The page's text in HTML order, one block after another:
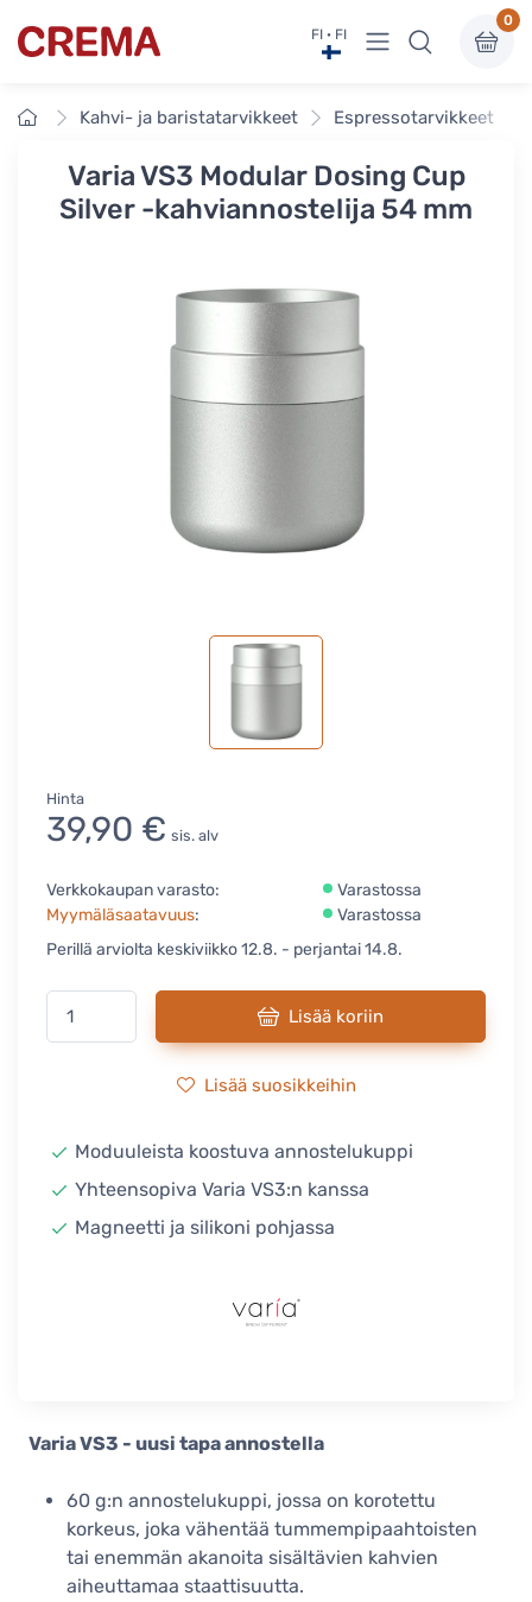
Crema FI · FI Näytä valikko
0
EtusivuKahvi- ja baristatarvikkeet Espressotarvikkeet
Varia VS3 Modular Dosing Cup
Silver -kahviannostelija 54 mm
Hinta
39,90 € sis. alv
Verkkokaupan varasto:
Varastossa
Myymäläsaatavuus:
Varastossa
Perillä arviolta keskiviikko 12.8. - perjantai 14.8.
Lisää koriin
Lisää suosikkeihin
Moduuleista koostuva annostelukuppi
Yhteensopiva Varia VS3:n kanssa
Magneetti ja silikoni pohjassa
Varia VS3 - uusi tapa annostella
60 g:n annostelukuppi, jossa on korotettu
korkeus, joka vähentää tummempipaahtoisten
tai enemmän akanoita sisältävien kahvien
aiheuttamaa staattisuutta.